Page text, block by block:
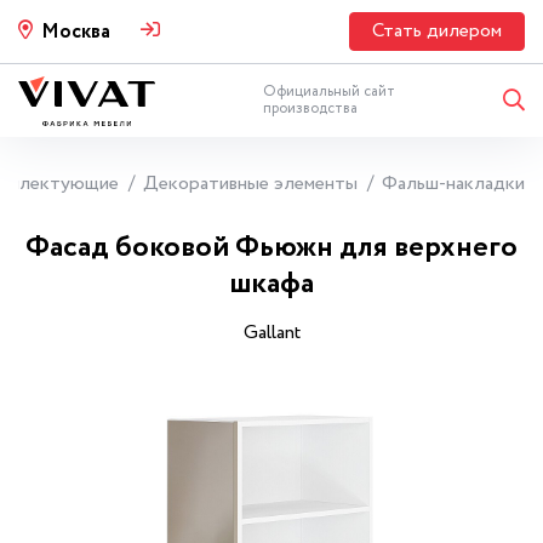
Москва Стать дилером
Официальный сайт
производства
Декоративные элементы Фальш-накладки
Фасад боковой Фьюжн для верхнего
шкафа
Gallant